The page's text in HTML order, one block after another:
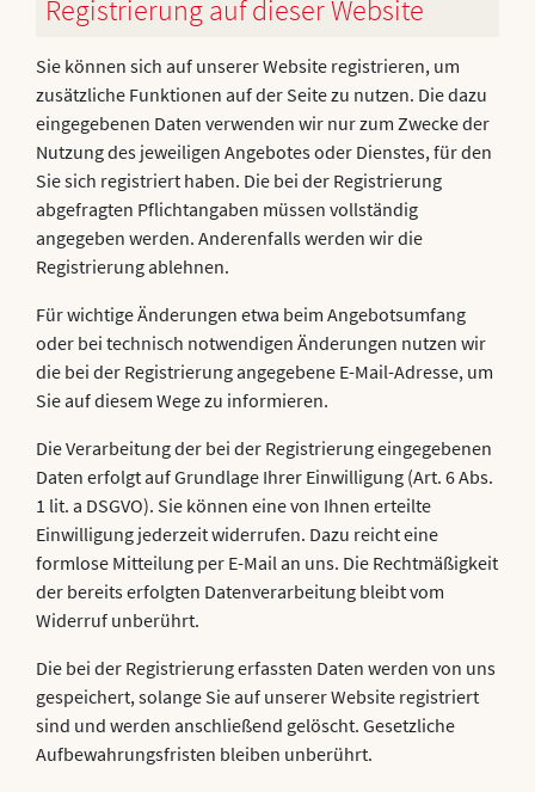
Registrierung auf dieser Website
Sie können sich auf unserer Website registrieren, um
zusätzliche Funktionen auf der Seite zu nutzen. Die dazu
eingegebenen Daten verwenden wir nur zum Zwecke der
Nutzung des jeweiligen Angebotes oder Dienstes, für den
Sie sich registriert haben. Die bei der Registrierung
abgefragten Pflichtangaben müssen vollständig
angegeben werden. Anderenfalls werden wir die
Registrierung ablehnen.
Für wichtige Änderungen etwa beim Angebotsumfang
oder bei technisch notwendigen Änderungen nutzen wir
die bei der Registrierung angegebene E-Mail-Adresse, um
Sie auf diesem Wege zu informieren.
Die Verarbeitung der bei der Registrierung eingegebenen
Daten erfolgt auf Grundlage Ihrer Einwilligung (Art. 6 Abs.
1 lit. a DSGVO). Sie können eine von Ihnen erteilte
Einwilligung jederzeit widerrufen. Dazu reicht eine
formlose Mitteilung per E-Mail an uns. Die Rechtmäßigkeit
der bereits erfolgten Datenverarbeitung bleibt vom
Widerruf unberührt.
Die bei der Registrierung erfassten Daten werden von uns
gespeichert, solange Sie auf unserer Website registriert
sind und werden anschließend gelöscht. Gesetzliche
Aufbewahrungsfristen bleiben unberührt.